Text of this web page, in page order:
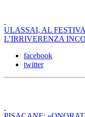
ULASSAI, AL
L’IRRIVERENZA
facebook
twitter